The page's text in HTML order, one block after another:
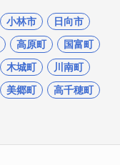
小林市
日向市
高原町
国富町
木城町
川南町
美郷町
高千穂町